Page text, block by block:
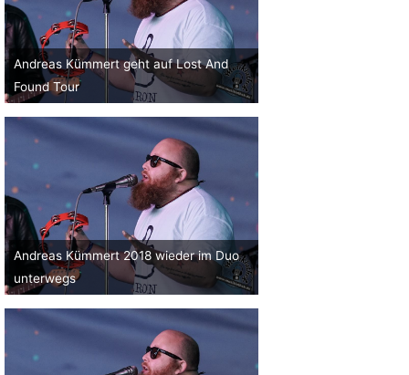
Andreas Kümmert geht auf Lost And
Found Tour
Andreas Kümmert 2018 wieder im Duo
unterwegs